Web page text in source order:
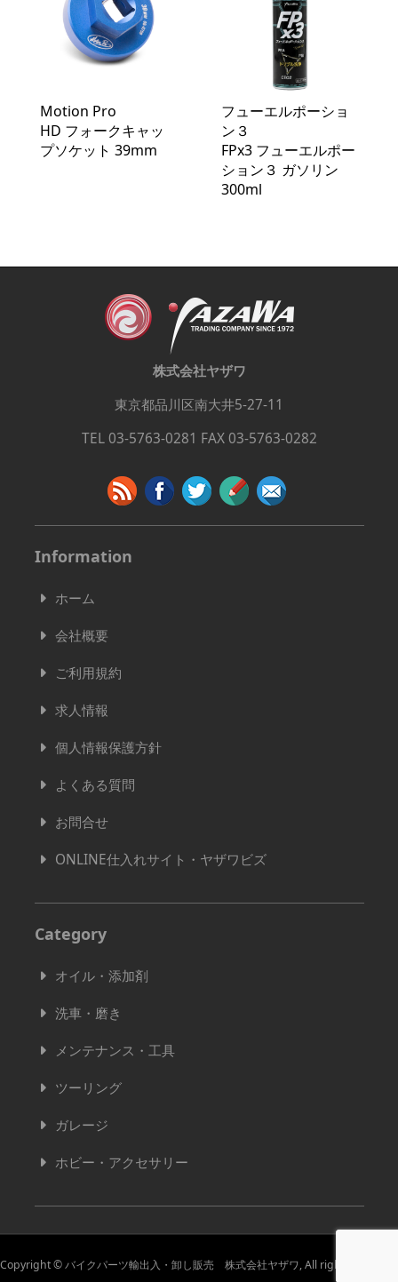
Motion Pro
HD フォークキャッ
プソケット 39mm
フューエルポーショ
ン３
FPx3 フューエルポー
ション３ ガソリン
300ml
株式会社ヤザワ
東京都品川区南大井5-27-11
TEL 03-5763-0281 FAX 03-5763-0282
Information
ホーム
会社概要
ご利用規約
求人情報
個人情報保護方針
よくある質問
お問合せ
ONLINE仕入れサイト・ヤザワビズ
Category
オイル・添加剤
洗車・磨き
メンテナンス・工具
ツーリング
ガレージ
ホビー・アクセサリー
Copyright © バイクパーツ輸出入・卸し販売 株式会社ヤザワ, All rights reserved